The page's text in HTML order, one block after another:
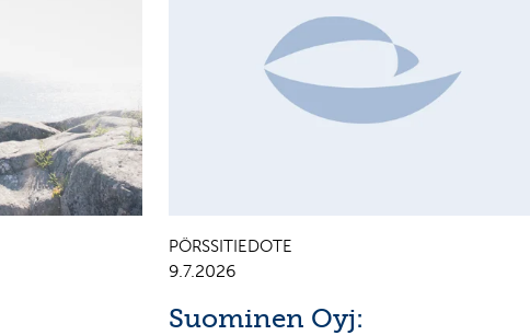
PÖRSSITIEDOTE
9.7.2026
Suominen Oyj: